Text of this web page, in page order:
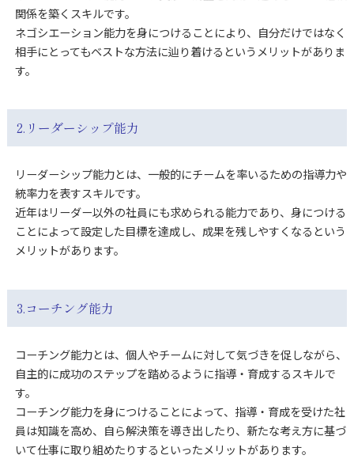
関係を築くスキルです。
ネゴシエーション能力を身につけることにより、自分だけではなく
相手にとってもベストな方法に辿り着けるというメリットがありま
す。
2.リーダーシップ能力
リーダーシップ能力とは、一般的にチームを率いるための指導力や
統率力を表すスキルです。
近年はリーダー以外の社員にも求められる能力であり、身につける
ことによって設定した目標を達成し、成果を残しやすくなるという
メリットがあります。
3.コーチング能力
コーチング能力とは、個人やチームに対して気づきを促しながら、
自主的に成功のステップを踏めるように指導・育成するスキルで
す。
コーチング能力を身につけることによって、指導・育成を受けた社
員は知識を高め、自ら解決策を導き出したり、新たな考え方に基づ
いて仕事に取り組めたりするといったメリットがあります。